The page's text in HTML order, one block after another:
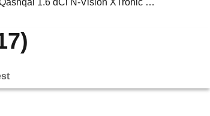
1.6 dCi N-Vision XTronic …